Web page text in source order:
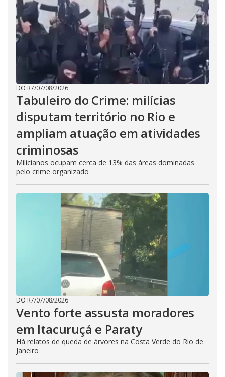
DO R7/07/08/2026
Tabuleiro do Crime: milícias
disputam território no Rio e
ampliam atuação em atividades
criminosas
Milicianos ocupam cerca de 13% das áreas dominadas
pelo crime organizado
DO R7/07/08/2026
Vento forte assusta moradores
em Itacuruçá e Paraty
Há relatos de queda de árvores na Costa Verde do Rio de
Janeiro